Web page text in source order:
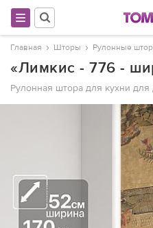
Главная Шторы Рулонные
«Лимкис - 776 -
Рулонная штора для кухни для